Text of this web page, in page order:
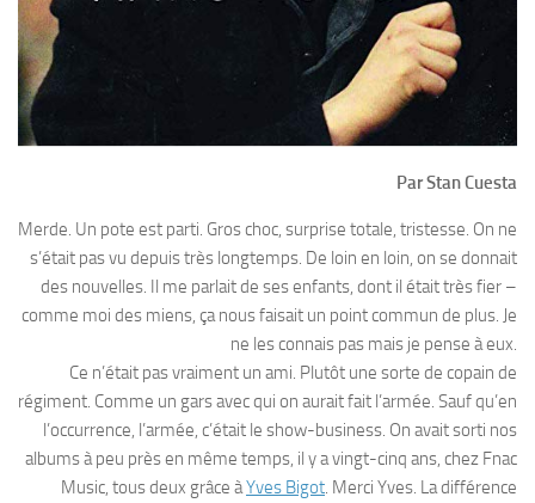
Par Stan Cuesta
Merde. Un pote est parti. Gros choc, surprise totale, tristesse. On ne
s’était pas vu depuis très longtemps. De loin en loin, on se donnait
des nouvelles. Il me parlait de ses enfants, dont il était très fier –
comme moi des miens, ça nous faisait un point commun de plus. Je
ne les connais pas mais je pense à eux.
Ce n’était pas vraiment un ami. Plutôt une sorte de copain de
régiment. Comme un gars avec qui on aurait fait l’armée. Sauf qu’en
l’occurrence, l’armée, c’était le show-business. On avait sorti nos
albums à peu près en même temps, il y a vingt-cinq ans, chez Fnac
Music, tous deux grâce àYves Bigot. Merci Yves. La différence